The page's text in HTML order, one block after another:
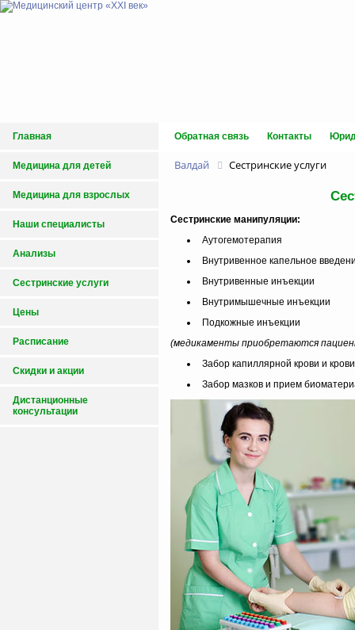
Главная
Медицина для детей
Медицина для взрослых
Наши специалисты
Анализы
Сестринские услуги
Цены
Расписание
Скидки и акции
Дистанционные
консультации
Обратная связь Контакты
Валдай Сестринские услуги
Сестринские манипуляции:
Аутогемотерапия
Внутривенное капельное
Внутривенные инъекции
Внутримышечные инъекции
Подкожные инъекции
(медикаменты приобретаются
Забор капиллярной крови и
Забор мазков и прием